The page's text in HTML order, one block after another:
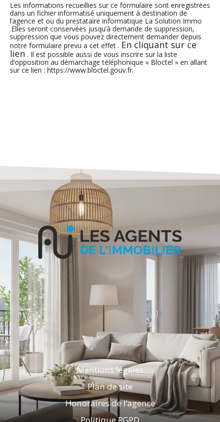
Les informations recueillies sur ce formulaire sont enregistrées
dans un fichier informatisé uniquement à destination de
l’agence et ou du prestataire informatique La Solution Immo
.Elles seront conservées jusqu’à demande de suppression,
suppression que vous pouvez directement demander depuis
notre formulaire prevu a cet effet . En cliquant sur ce
lien . Il est possible aussi de vous inscrire sur la liste
d’opposition au démarchage téléphonique « Bloctel » en allant
sur ce lien : https://www.bloctel.gouv.fr.
Mentions légales
Plan de site
Honoraires de l’agence